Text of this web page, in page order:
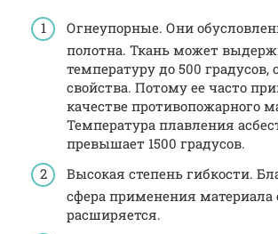
Огнеупорные. Они
полотна. Ткань может
температуру до 500 градусов,
свойства. Потому ее часто
качестве противопожарного
Температура плавления
превышает 1500 градусов.
Высокая степень гибкости.
сфера применения материала
расширяется.